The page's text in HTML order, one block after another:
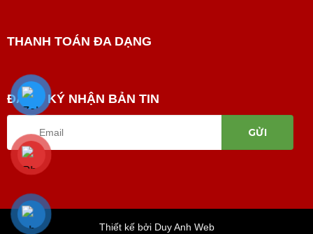
THANH TOÁN ĐA DẠNG
ĐĂNG KÝ NHẬN BẢN TIN
Thiết kế bởi Duy Anh Web